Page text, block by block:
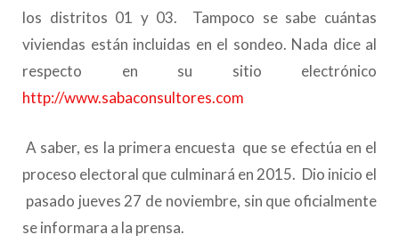
los distritos 01 y 03. Tampoco se sabe cuántas
viviendas están incluidas en el sondeo. Nada dice al
respecto en su sitio electrónico
http://www.sabaconsultores.com
A saber, es la primera encuesta que se efectúa en el
proceso electoral que culminará en 2015. Dio inicio el
pasado jueves 27 de noviembre, sin que oficialmente
se informara a la prensa.